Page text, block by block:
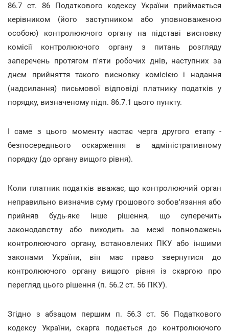
86.7 ст. 86 Податкового кодексу України приймається
керівником (його заступником або уповноваженою
особою) контролюючого органу на підставі висновку
комісії контролюючого органу з питань розгляду
заперечень протягом п'яти робочих днів, наступних за
днем прийняття такого висновку комісією і надання
(надсилання) письмової відповіді платнику податків у
порядку, визначеному підп. 86.7.1 цього пункту.
І саме з цього моменту настає черга другого етапу -
безпосереднього оскарження в адміністративному
порядку (до органу вищого рівня).
Коли платник податків вважає, що контролюючий орган
неправильно визначив суму грошового зобов'язання або
прийняв будь-яке інше рішення, що суперечить
законодавству або виходить за межі повноважень
контролюючого органу, встановлених ПКУ або іншими
законами України, він має право звернутися до
контролюючого органу вищого рівня із скаргою про
перегляд цього рішення (п. 56.2 ст. 56 ПКУ).
Згідно з абзацом першим п. 56.3 ст. 56 Податкового
кодексу України, скарга подається до контролюючого